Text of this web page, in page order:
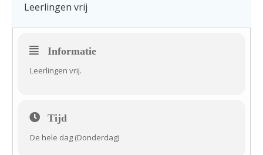
Leerlingen vrij
Informatie
Leerlingen vrij.
Tijd
De hele dag (Donderdag)